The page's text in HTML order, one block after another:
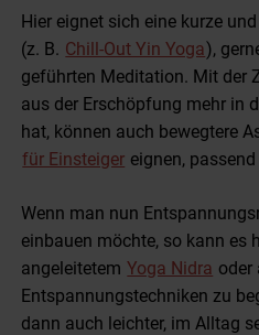
Hier eignet sich eine kurze
(z. B. Chill-Out Yin Yoga),
geführten Meditation. Mit der
aus der Erschöpfung mehr in
hat, können auch bewegtere
für Einsteiger eignen,
Wenn man nun
einbauen möchte, so kann es
angeleitetem Yoga Nidra oder
Entspannungstechniken zu
dann auch leichter, im Alltag